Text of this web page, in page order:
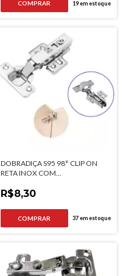
19em estoque
DOBRADIÇA S95 98° CLIP ON
RETA INOX COM
R$8,30
37em estoque